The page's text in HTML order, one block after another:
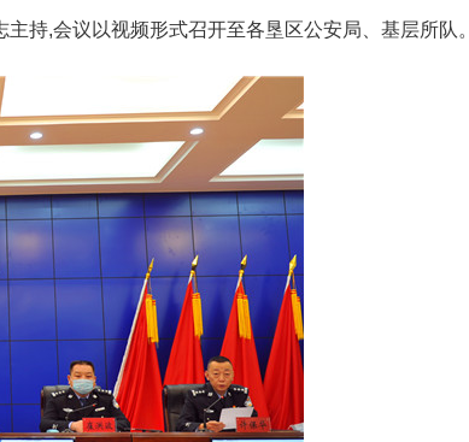
持,会议以视频形式召开至各垦区公安局、基层所队。